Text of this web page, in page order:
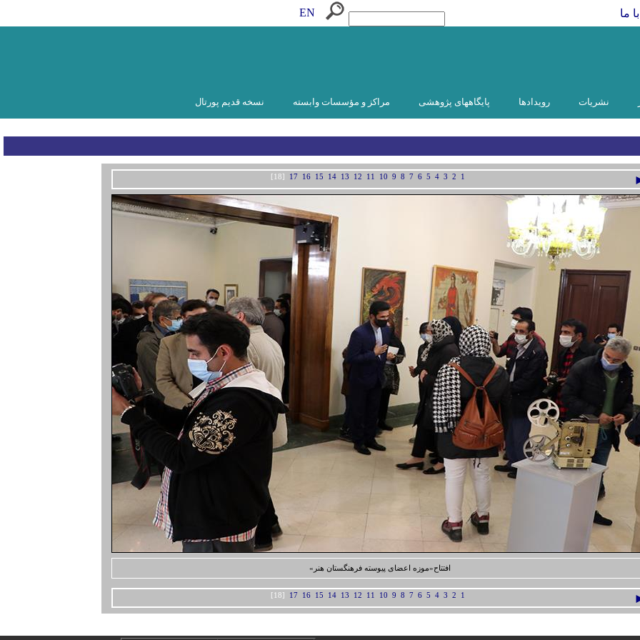
ما EN
نشریات رویدادها پایگاههای پژوهشی مراکز و مؤسسات وابسته نسخه قدیم پورتال
1
2
3
4
5
6
7
8
9
10
11
12
13
14
15
16
17
[18]
افتتاح«موزه اعضای پیوسته فرهنگستان هنر»
1
2
3
4
5
6
7
8
9
10
11
12
13
14
15
16
17
[18]